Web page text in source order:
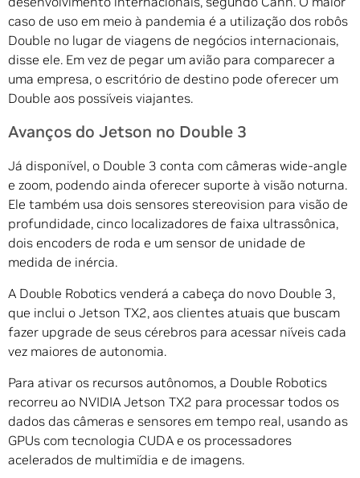
caso de uso em meio à pandemia é a utilização dos robôs
Double no lugar de viagens de negócios internacionais,
disse ele. Em vez de pegar um avião para comparecer a
uma empresa, o escritório de destino pode oferecer um
Double aos possíveis viajantes.
Avanços do Jetson no Double 3
Já disponível, o Double 3 conta com câmeras wide-angle
e zoom, podendo ainda oferecer suporte à visão noturna.
Ele também usa dois sensores stereovision para visão de
profundidade, cinco localizadores de faixa ultrassônica,
dois encoders de roda e um sensor de unidade de
medida de inércia.
A Double Robotics venderá a cabeça do novo Double 3,
que inclui o Jetson TX2, aos clientes atuais que buscam
fazer upgrade de seus cérebros para acessar níveis cada
vez maiores de autonomia.
Para ativar os recursos autônomos, a Double Robotics
recorreu ao NVIDIA Jetson TX2 para processar todos os
dados das câmeras e sensores em tempo real, usando as
GPUs com tecnologia CUDA e os processadores
acelerados de multimídia e de imagens.